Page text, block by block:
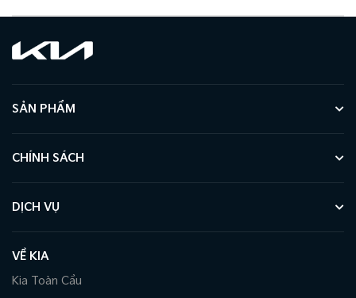
SẢN PHẨM
CHÍNH SÁCH
DỊCH VỤ
VỀ KIA
Kia Toàn Cầu